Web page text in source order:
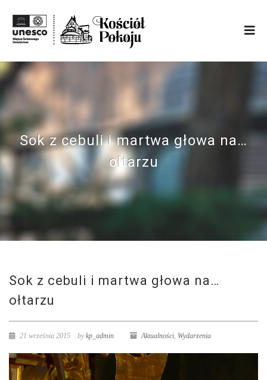
Sok z cebuli i martwa głowa na…
ołtarzu
Sok z cebuli i martwa głowa na…
ołtarzu
21 września 2015 bykp_admin Aktualności, Wydarzenia